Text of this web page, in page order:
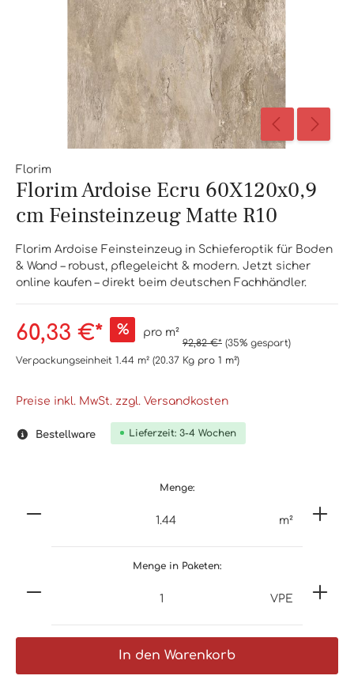
Florim
Florim Ardoise Ecru 60X120x0,9
cm Feinsteinzeug Matte R10
Florim Ardoise Feinsteinzeug in Schieferoptik für Boden
& Wand – robust, pflegeleicht & modern. Jetzt sicher
online kaufen – direkt beim deutschen Fachhändler.
60,33 €* % pro m²
92,82 €* (35% gespart)
Verpackungseinheit 1.44 m² (20.37 Kg pro 1 m²)
Preise inkl. MwSt. zzgl. Versandkosten
Bestellware Lieferzeit: 3-4 Wochen
Menge:
m²
Menge in Paketen:
VPE
In den Warenkorb